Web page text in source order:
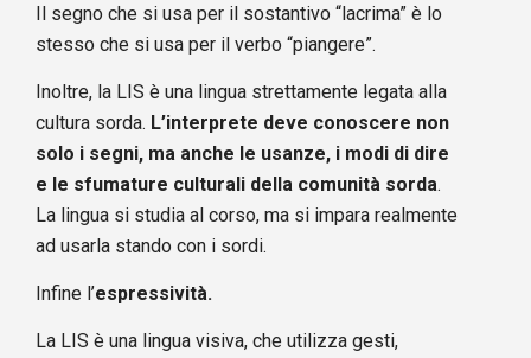
Il segno che si usa per il sostantivo “lacrima” è lo
stesso che si usa per il verbo “piangere”.
Inoltre, la LIS è una lingua strettamente legata alla
cultura sorda. L’interprete deve conoscere non
solo i segni, ma anche le usanze, i modi di dire
e le sfumature culturali della comunità sorda.
La lingua si studia al corso, ma si impara realmente
ad usarla stando con i sordi.
Infine l’espressività.
La LIS è una lingua visiva, che utilizza gesti,